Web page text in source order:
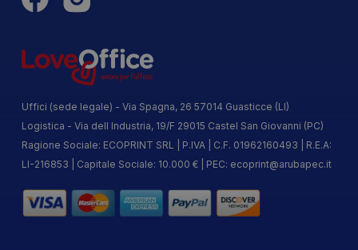
Uffici (sede legale) - Via Spagna, 26 57014 Guasticce (LI)
Logistica - Via dell Industria, 19/F 29015 Castel San Giovanni (PC)
Ragione Sociale: ECOPRINT SRL | P.IVA | C.F. 01962160493 | R.E.A:
LI-216853 | Capitale Sociale: 10.000 € | PEC: ecoprint@arubapec.it